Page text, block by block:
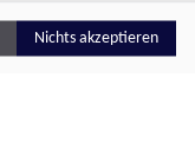
Nichts akzeptieren